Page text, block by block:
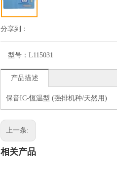
分享到：
型号： L115031
产品描述
保音IC-恆温型 (强排机种/天然用)
上一条:
相关产品